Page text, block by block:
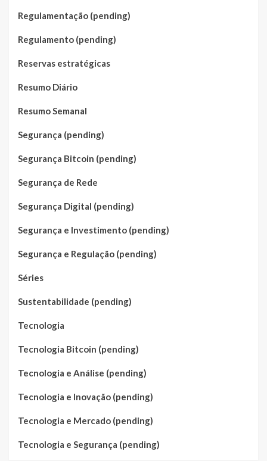
Regulamentação (pending)
Regulamento (pending)
Reservas estratégicas
Resumo Diário
Resumo Semanal
Segurança (pending)
Segurança Bitcoin (pending)
Segurança de Rede
Segurança Digital (pending)
Segurança e Investimento (pending)
Segurança e Regulação (pending)
Séries
Sustentabilidade (pending)
Tecnologia
Tecnologia Bitcoin (pending)
Tecnologia e Análise (pending)
Tecnologia e Inovação (pending)
Tecnologia e Mercado (pending)
Tecnologia e Segurança (pending)